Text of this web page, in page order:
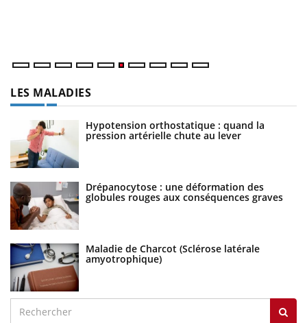
LES MALADIES
Hypotension orthostatique : quand la
pression artérielle chute au lever
Drépanocytose : une déformation des
globules rouges aux conséquences graves
Maladie de Charcot (Sclérose latérale
amyotrophique)